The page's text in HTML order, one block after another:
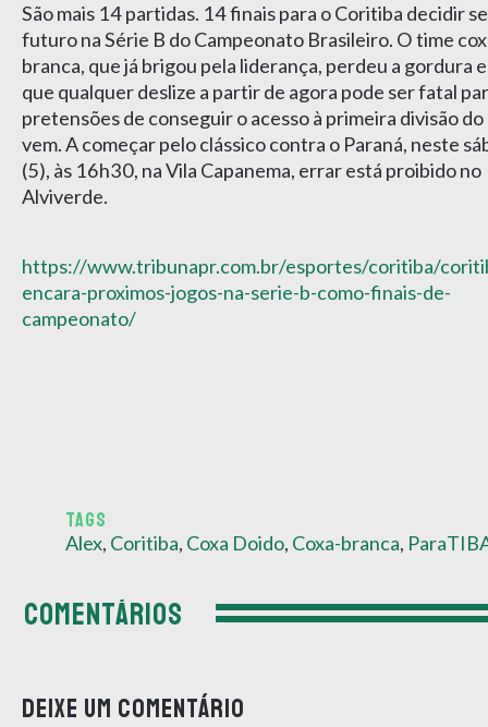
São mais 14 partidas. 14 finais para o Coritiba decidir
futuro na Série B do Campeonato Brasileiro. O time
branca, que já brigou pela liderança, perdeu a gordura
que qualquer deslize a partir de agora pode ser fatal
pretensões de conseguir o acesso à primeira divisão do
vem. A começar pelo clássico contra o Paraná, neste
(5), às 16h30, na Vila Capanema, errar está proibido no
Alviverde.
https://www.tribunapr.com.br/esportes/coritiba/
encara-proximos-jogos-na-serie-b-como-finais-de-
campeonato/
TAGS
Alex, Coritiba, Coxa Doido, Coxa-branca,
COMENTÁRIOS
Deixe um comentário